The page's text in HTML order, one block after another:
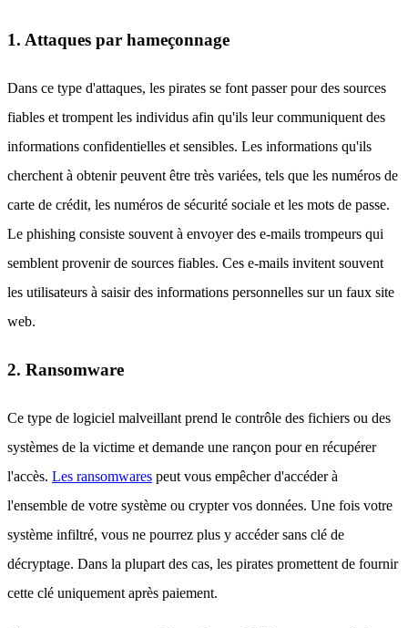
1. Attaques par hameçonnage
Dans ce type d'attaques, les pirates se font passer pour des sources
fiables et trompent les individus afin qu'ils leur communiquent des
informations confidentielles et sensibles. Les informations qu'ils
cherchent à obtenir peuvent être très variées, tels que les numéros de
carte de crédit, les numéros de sécurité sociale et les mots de passe.
Le phishing consiste souvent à envoyer des e-mails trompeurs qui
semblent provenir de sources fiables. Ces e-mails invitent souvent
les utilisateurs à saisir des informations personnelles sur un faux site
web.
2. Ransomware
Ce type de logiciel malveillant prend le contrôle des fichiers ou des
systèmes de la victime et demande une rançon pour en récupérer
l'accès. Les ransomwares peut vous empêcher d'accéder à
l'ensemble de votre système ou crypter vos données. Une fois votre
système infiltré, vous ne pourrez plus y accéder sans clé de
décryptage. Dans la plupart des cas, les pirates promettent de fournir
cette clé uniquement après paiement.